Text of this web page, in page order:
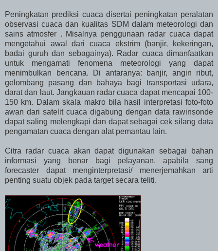
Peningkatan prediksi cuaca disertai peningkatan peralatan
observasi cuaca dan kualitas SDM dalam meteorologi dan
sains atmosfer . Misalnya penggunaan radar cuaca dapat
mengetahui awal dari cuaca ekstrim (banjir, kekeringan,
badai guruh dan sebagainya). Radar cuaca dimanfaatkan
untuk mengamati fenomena meteorologi yang dapat
menimbulkan bencana. Di antaranya: banjir, angin ribut,
gelombang pasang dan bahaya bagi transportasi udara,
darat dan laut. Jangkauan radar cuaca dapat mencapai 100-
150 km. Dalam skala makro bila hasil interpretasi foto-foto
awan dari satelit cuaca digabung dengan data rawinsonde
dapat saling melengkapi dan dapat sebagai cek silang data
pengamatan cuaca dengan alat pemantau lain.
Citra radar cuaca akan dapat digunakan sebagai bahan
informasi yang benar bagi pelayanan, apabila sang
forecaster dapat menginterpretasi/ menerjemahkan arti
penting suatu objek pada target secara teliti.